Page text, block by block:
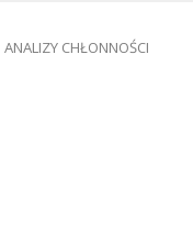
ANALIZY CHŁONNOŚCI